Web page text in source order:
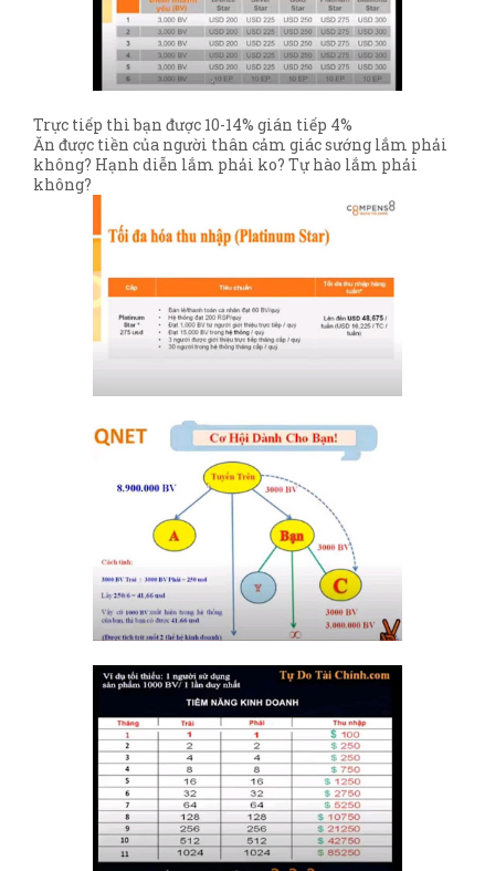
Trực tiếp thì bạn được 10-14% gián tiếp 4%
Ăn được tiền của người thân cảm giác sướng lắm phải
không? Hạnh diễn lắm phải ko? Tự hào lắm phải
không?